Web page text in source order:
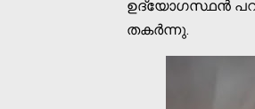
ഉദ്യോഗസ്ഥന്‍
തകര്‍ന്നു.